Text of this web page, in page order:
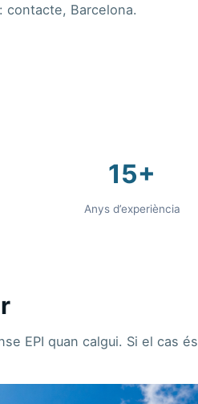
contacte, Barcelona.
15+
Anys d’experiència
EPI quan calgui. Si el cas és